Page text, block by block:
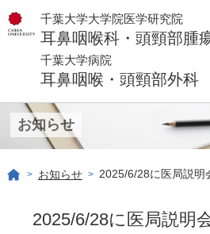
千葉大学大学院医学研究院
耳鼻咽喉科・頭頸部腫
千葉大学病院
耳鼻咽喉・頭頸部外科
お知らせ
> お知らせ > 2025/6/28に医局説明
2025/6/28に医局説明